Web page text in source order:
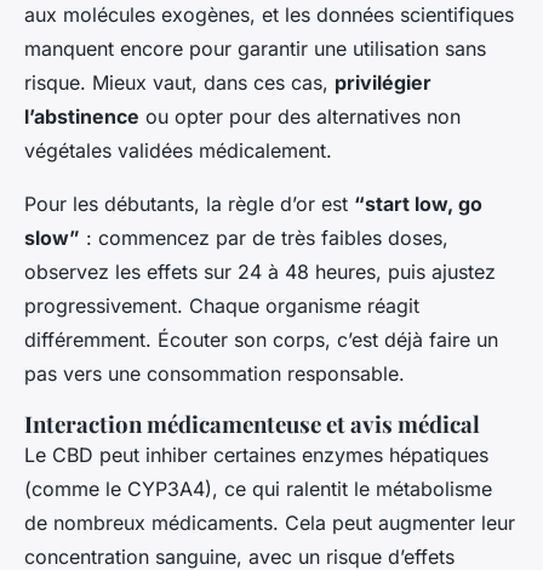
aux molécules exogènes, et les données scientifiques
manquent encore pour garantir une utilisation sans
risque. Mieux vaut, dans ces cas, privilégier
l’abstinence ou opter pour des alternatives non
végétales validées médicalement.
Pour les débutants, la règle d’or est “start low, go
slow” : commencez par de très faibles doses,
observez les effets sur 24 à 48 heures, puis ajustez
progressivement. Chaque organisme réagit
différemment. Écouter son corps, c’est déjà faire un
pas vers une consommation responsable.
Interaction médicamenteuse et avis médical
Le CBD peut inhiber certaines enzymes hépatiques
(comme le CYP3A4), ce qui ralentit le métabolisme
de nombreux médicaments. Cela peut augmenter leur
concentration sanguine, avec un risque d’effets